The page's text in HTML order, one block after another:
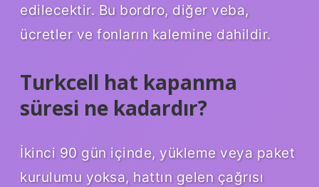
edilecektir. Bu bordro, diğer veba,
ücretler ve fonların kalemine dahildir.
Turkcell hat kapanma
süresi ne kadardır?
İkinci 90 gün içinde, yükleme veya paket
kurulumu yoksa, hattın gelen çağrısı